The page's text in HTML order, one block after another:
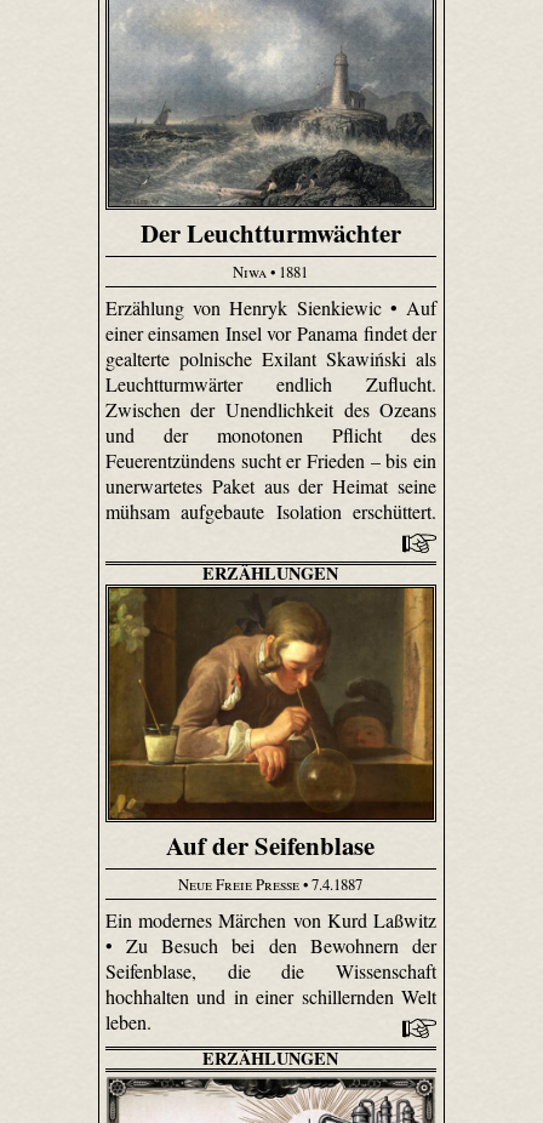
Der Leuchtturmwächter
Niwa• 1881
Erzählung von Henryk Sienkiewic • Auf
einer einsamen Insel vor Panama findet der
gealterte polnische Exilant Skawiński als
Leuchtturmwärter endlich Zuflucht.
Zwischen der Unendlichkeit des Ozeans
und der monotonen Pflicht des
Feuerentzündens sucht er Frieden – bis ein
unerwartetes Paket aus der Heimat seine
mühsam aufgebaute Isolation erschüttert.
ERZÄHLUNGEN
Auf der Seifenblase
Neue Freie Presse• 7.4.1887
Ein modernes Märchen von Kurd Laßwitz
• Zu Besuch bei den Bewohnern der
Seifenblase, die die Wissenschaft
hochhalten und in einer schillernden Welt
leben.
ERZÄHLUNGEN